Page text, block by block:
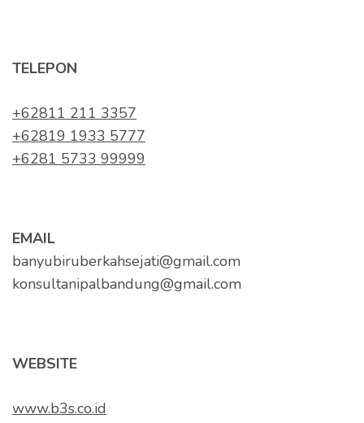
TELEPON
+62811 211 3357
+62819 1933 5777
+6281 5733 99999
EMAIL
banyubiruberkahsejati@gmail.com
konsultanipalbandung@gmail.com
WEBSITE
www.b3s.co.id